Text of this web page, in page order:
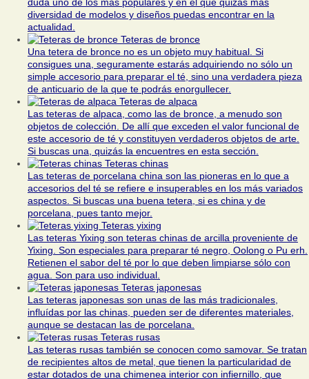
duda uno de los más populares y en el que quizás más
diversidad de modelos y diseños puedas encontrar en la
actualidad.
Teteras de bronce
Una tetera de bronce no es un objeto muy habitual. Si
consigues una, seguramente estarás adquiriendo no sólo un
simple accesorio para preparar el té, sino una verdadera pieza
de anticuario de la que te podrás enorgullecer.
Teteras de alpaca
Las teteras de alpaca, como las de bronce, a menudo son
objetos de colección. De allí que exceden el valor funcional de
este accesorio de té y constituyen verdaderos objetos de arte.
Si buscas una, quizás la encuentres en esta sección.
Teteras chinas
Las teteras de porcelana china son las pioneras en lo que a
accesorios del té se refiere e insuperables en los más variados
aspectos. Si buscas una buena tetera, si es china y de
porcelana, pues tanto mejor.
Teteras yixing
Las teteras Yixing son teteras chinas de arcilla proveniente de
Yixing. Son especiales para preparar té negro, Oolong o Pu erh.
Retienen el sabor del té por lo que deben limpiarse sólo con
agua. Son para uso individual.
Teteras japonesas
Las teteras japonesas son unas de las más tradicionales,
influídas por las chinas, pueden ser de diferentes materiales,
aunque se destacan las de porcelana.
Teteras rusas
Las teteras rusas también se conocen como samovar. Se tratan
de recipientes altos de metal, que tienen la particularidad de
estar dotados de una chimenea interior con infiernillo, que